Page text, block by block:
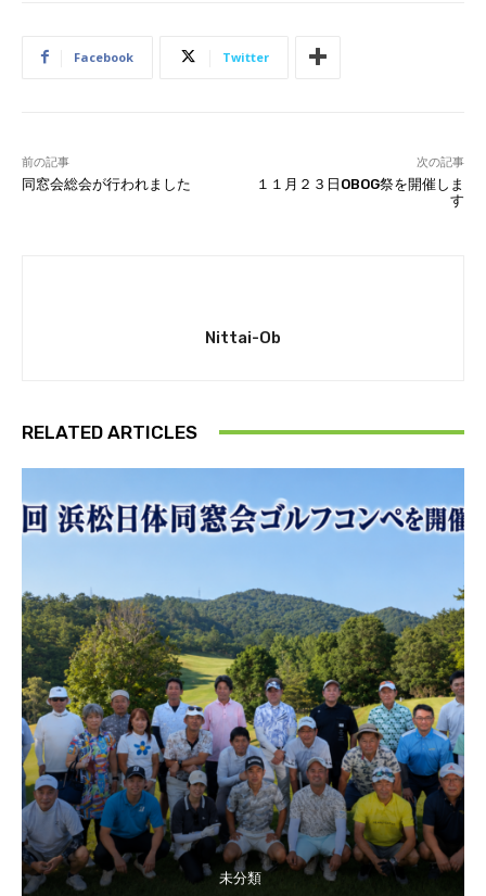
Facebook Twitter
前の記事
同窓会総会が行われました
次の記事
１１月２３日OBOG祭を開催しま
す
Nittai-Ob
RELATED ARTICLES
未分類